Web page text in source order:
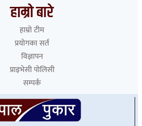
हाम्रो बारे
हाम्रो टीम
प्रयोगका सर्त
विज्ञापन
प्राइभेसी पोलिसी
सम्पर्क